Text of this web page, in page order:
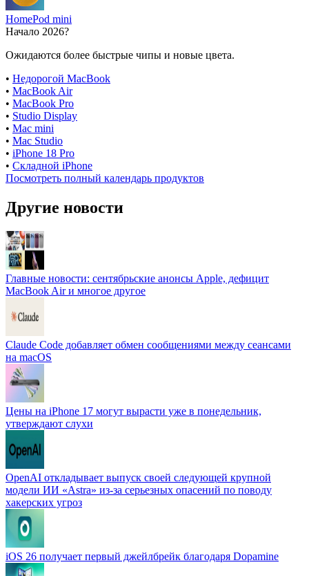
HomePod mini
Начало 2026?
Ожидаются более быстрые чипы и новые цвета.
• Недорогой MacBook
• MacBook Air
• MacBook Pro
• Studio Display
• Mac mini
• Mac Studio
• iPhone 18 Pro
• Складной iPhone
Посмотреть полный календарь продуктов
Другие новости
Главные новости: сентябрьские анонсы Apple, дефицит
MacBook Air и многое другое
Claude Code добавляет обмен сообщениями между сеансами
на macOS
Цены на iPhone 17 могут вырасти уже в понедельник,
утверждают слухи
OpenAI откладывает выпуск своей следующей крупной
модели ИИ «Astra» из-за серьезных опасений по поводу
хакерских угроз
iOS 26 получает первый джейлбрейк благодаря Dopamine